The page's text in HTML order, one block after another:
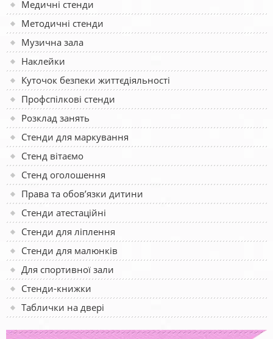
Медичні стенди
Методичні стенди
Музична зала
Наклейки
Куточок безпеки життєдіяльності
Профспілкові стенди
Розклад занять
Стенди для маркування
Стенд вітаємо
Стенд оголошення
Права та обов’язки дитини
Стенди атестаційні
Стенди для ліплення
Стенди для малюнків
Для спортивної зали
Стенди-книжки
Таблички на двері